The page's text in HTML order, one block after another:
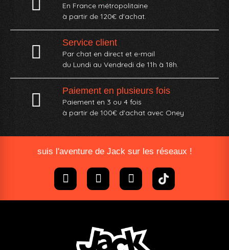
En France métropolitaine
à partir de 120€ d'achat.
Service client
Par chat en direct et e-mail
du Lundi au Vendredi de 11h à 18h.
Paiement en plusieurs fois
Paiement en 3 ou 4 fois
à partir de 100€ d'achat avec Oney​
suis l'aventure de Jack sur les réseaux !